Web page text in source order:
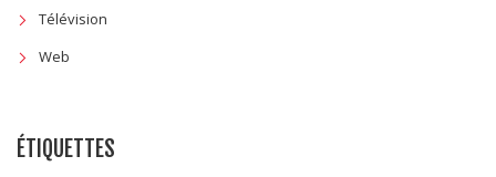
Télévision
Web
ÉTIQUETTES